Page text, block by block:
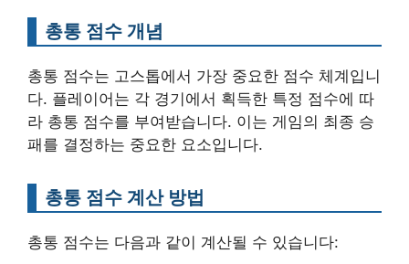
총통 점수 개념
총통 점수는 고스톱에서 가장 중요한 점수 체계입니
다. 플레이어는 각 경기에서 획득한 특정 점수에 따
라 총통 점수를 부여받습니다. 이는 게임의 최종 승
패를 결정하는 중요한 요소입니다.
총통 점수 계산 방법
총통 점수는 다음과 같이 계산될 수 있습니다: